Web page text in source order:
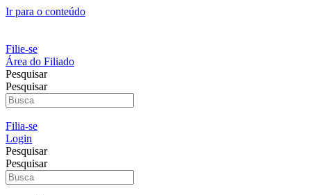
Ir para o conteúdo
Filie-se
Área do Filiado
Pesquisar
Pesquisar
Filia-se
Login
Pesquisar
Pesquisar